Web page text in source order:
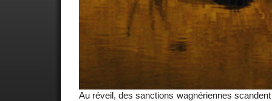
Au réveil, des sanctions wagnériennes